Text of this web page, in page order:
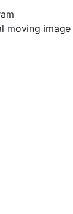
moving image